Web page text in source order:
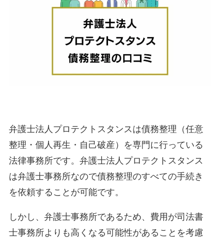
弁護士法人プロテクトスタンスは債務整理（任意
整理・個人再生・自己破産）を専門に行っている
法律事務所です。弁護士法人プロテクトスタンス
は弁護士事務所なので債務整理のすべての手続き
を依頼することが可能です。
しかし、弁護士事務所であるため、費用が司法書
士事務所よりも高くなる可能性があることを考慮